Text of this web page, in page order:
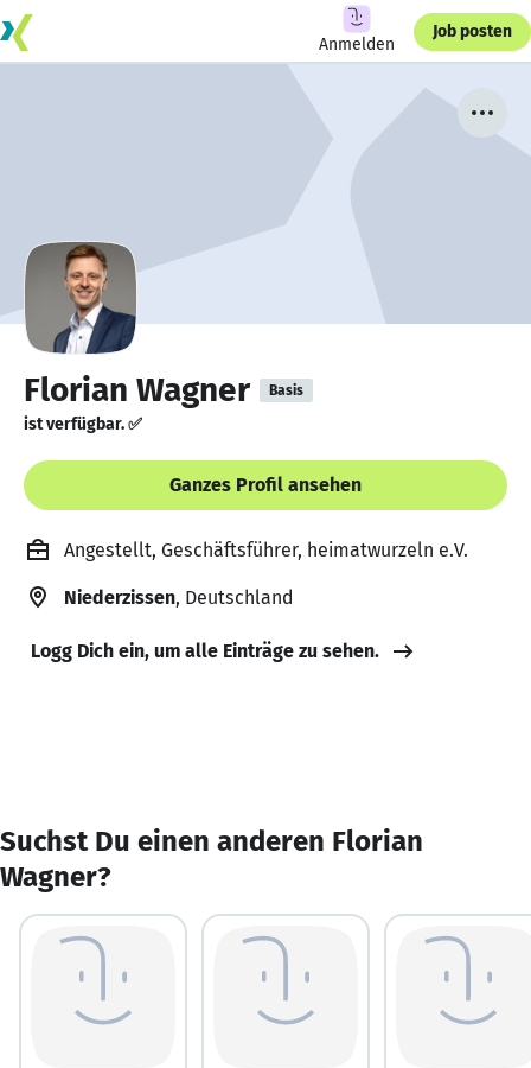
Anmelden
Job posten
Florian Wagner Basis
ist verfügbar. ✅
Ganzes Profil ansehen
Angestellt, Geschäftsführer, heimatwurzeln e.V.
Niederzissen, Deutschland
Logg Dich ein, um alle Einträge zu sehen.
Suchst Du einen anderen Florian
Wagner?